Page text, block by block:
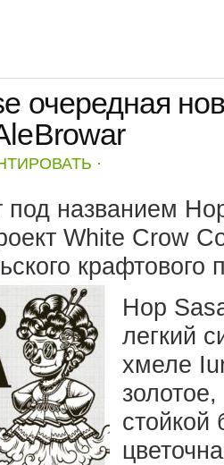
очередная
⋅
под названием
White Crow
крафтового
Hop
легкий
хмеле
стойкой